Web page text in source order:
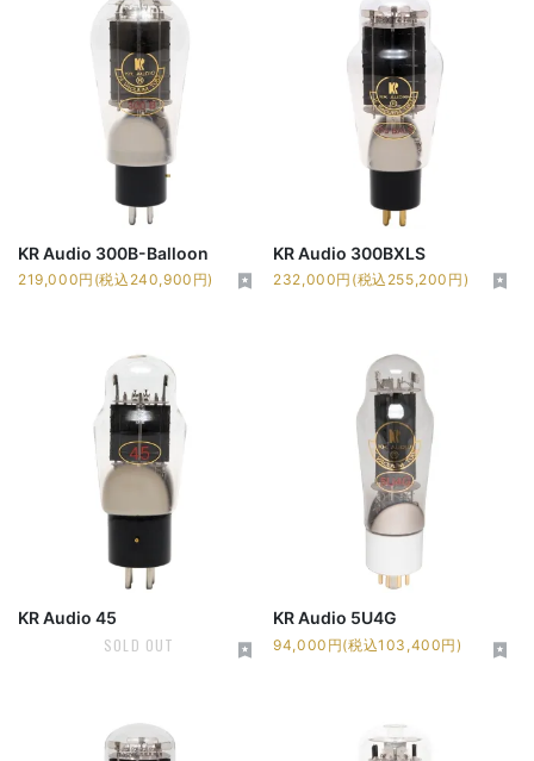
KR Audio 300B-Balloon
219,000円(税込240,900円)
KR Audio 300BXLS
232,000円(税込255,200円)
KR Audio 45
SOLD OUT
KR Audio 5U4G
94,000円(税込103,400円)